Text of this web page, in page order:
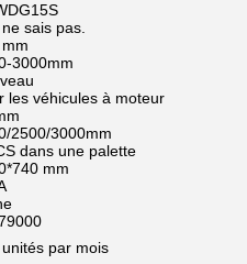
sais pas.
3000mm
les véhicules à moteur
2500/3000mm
dans une palette
mm
par mois